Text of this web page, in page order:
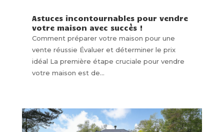
Astuces incontournables pour vendre
votre maison avec succès !
Comment préparer votre maison pour une
vente réussie Évaluer et déterminer le prix
idéal La première étape cruciale pour vendre
votre maison est de...